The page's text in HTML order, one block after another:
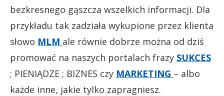
bezkresnego gąszcza wszelkich informacji. Dla
przykładu tak zadziała wykupione przez klienta
słowo MLM ale równie dobrze można od dziś
promować na naszych portalach frazy SUKCES
; PIENIĄDZE ; BIZNES czy MARKETING – albo
każde inne, jakie tylko zapragniesz.